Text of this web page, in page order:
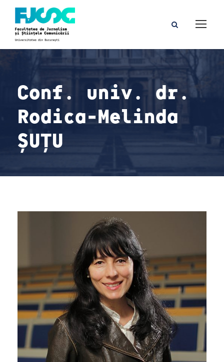
Conf. univ. dr.
Rodica-Melinda
ȘUȚU